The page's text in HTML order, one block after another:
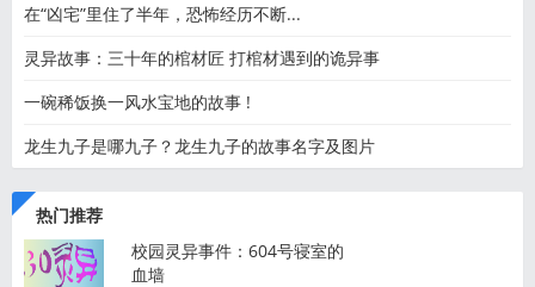
在“凶宅”里住了半年，恐怖经历不断...
灵异故事：三十年的棺材匠 打棺材遇到的诡异事
一碗稀饭换一风水宝地的故事 !
龙生九子是哪九子？龙生九子的故事名字及图片
热门推荐
校园灵异事件：604号寝室的
血墙